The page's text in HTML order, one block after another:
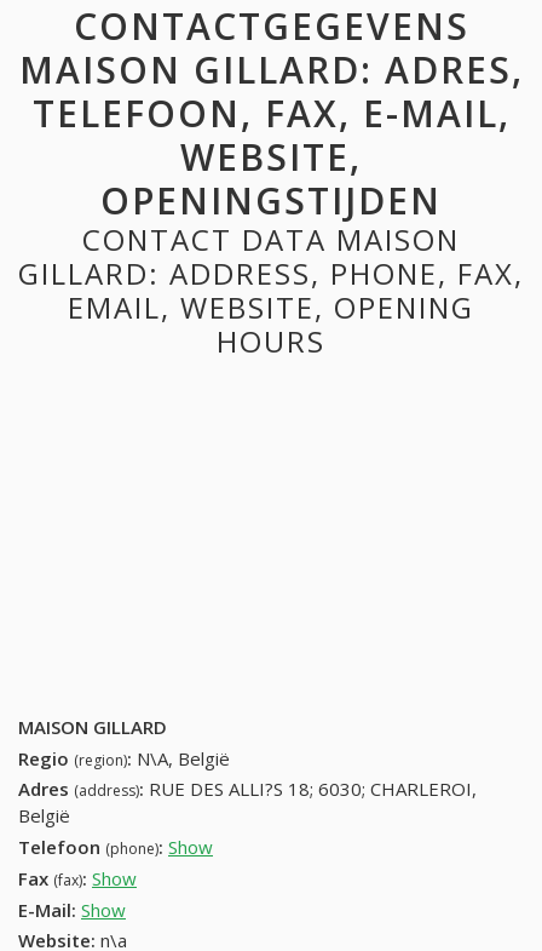
CONTACTGEGEVENS
MAISON GILLARD: ADRES,
TELEFOON, FAX, E-MAIL,
WEBSITE,
OPENINGSTIJDEN
CONTACT DATA MAISON
GILLARD: ADDRESS, PHONE, FAX,
EMAIL, WEBSITE, OPENING
HOURS
MAISON GILLARD
Regio (region): N\A, België
Adres (address): RUE DES ALLI?S 18; 6030; CHARLEROI,
België
Telefoon (phone): Show
Fax (fax): Show
E-Mail: Show
Website: n\a